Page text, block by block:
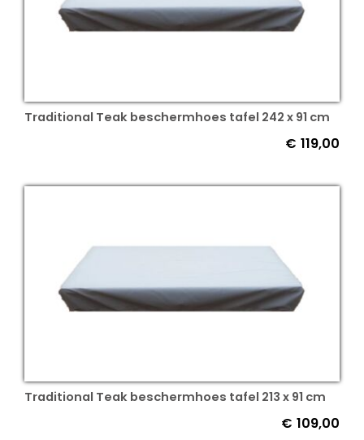
Traditional Teak beschermhoes tafel 242 x 91 cm
€ 119,00
Traditional Teak beschermhoes tafel 213 x 91 cm
€ 109,00